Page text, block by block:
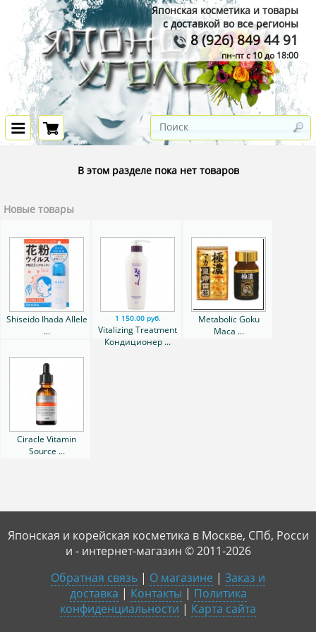
Японская косметика и товары
с доставкой во все регионы
8 (926) 849 44 91
пн-пт с 10 до 18:00
В этом разделе пока нет товаров
Новые товары
Shiseido Ihada Allele
...
1 150.00 руб.
Vitalizing Treatment
Кондиционер ...
Metabolic Goku
Maca ...
Ciracle Vitamin
Source ...
Японская и корейская косметика в Москве, СПб, Росси
и - интернет-магазин © 2011-2026
Обратная связь | О магазине | Заказ и
доставка | Контакты | Политика
конфиденциальности | Карта сайта